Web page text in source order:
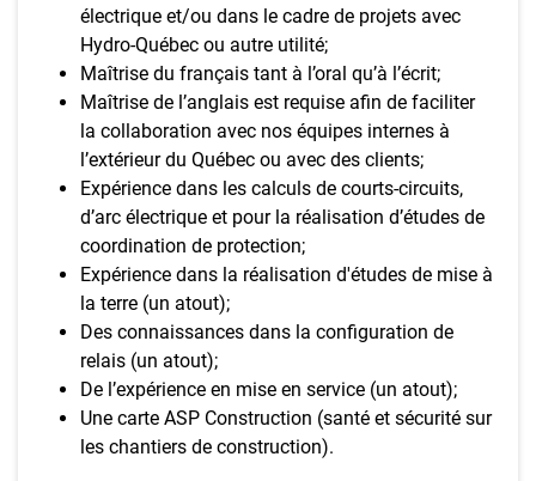
électrique et/ou dans le cadre de projets avec
Hydro-Québec ou autre utilité;
Maîtrise du français tant à l’oral qu’à l’écrit;
Maîtrise de l’anglais est requise afin de faciliter
la collaboration avec nos équipes internes à
l’extérieur du Québec ou avec des clients;
Expérience dans les calculs de courts-circuits,
d’arc électrique et pour la réalisation d’études de
coordination de protection;
Expérience dans la réalisation d'études de mise à
la terre (un atout);
Des connaissances dans la configuration de
relais (un atout);
De l’expérience en mise en service (un atout);
Une carte ASP Construction (santé et sécurité sur
les chantiers de construction).